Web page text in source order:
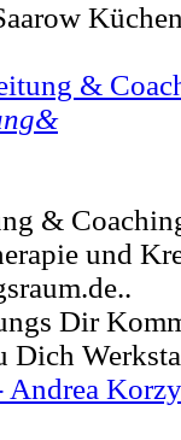
&
&
und
Dir
Dich
Andrea